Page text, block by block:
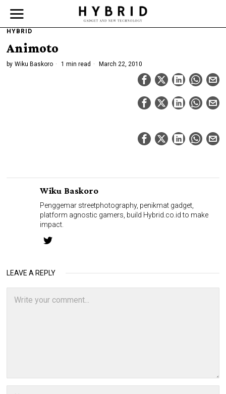
HYBRID
Animoto
by Wiku Baskoro 1 min read March 22, 2010
Wiku Baskoro
Penggemar streetphotography, penikmat gadget,
platform agnostic gamers, build Hybrid.co.id to make
impact.
LEAVE A REPLY